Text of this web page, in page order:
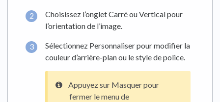
Choisissez l’onglet Carré ou Vertical pour
l’orientation de l’image.
Sélectionnez Personnaliser pour modifier la
couleur d’arrière-plan ou le style de police.
Appuyez sur Masquer pour
fermer le menu de